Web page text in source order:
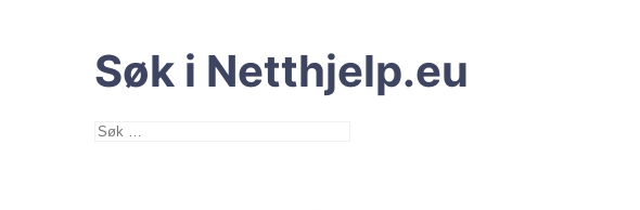
Søk i Netthjelp.eu
Søk